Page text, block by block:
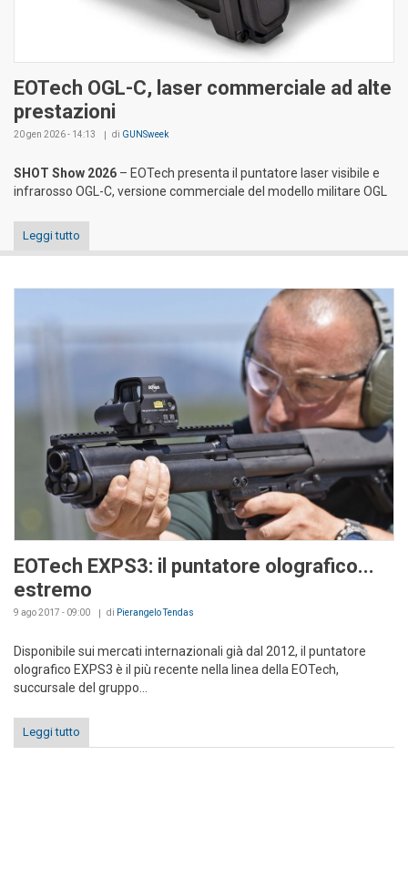
EOTech OGL-C, laser commerciale ad alte
prestazioni
20 gen 2026 - 14:13 di GUNSweek
SHOT Show 2026 – EOTech presenta il puntatore laser visibile e
infrarosso OGL-C, versione commerciale del modello militare OGL
Leggi tutto
EOTech EXPS3: il puntatore olografico...
estremo
9 ago 2017 - 09:00 di Pierangelo Tendas
Disponibile sui mercati internazionali già dal 2012, il puntatore
olografico EXPS3 è il più recente nella linea della EOTech,
succursale del gruppo...
Leggi tutto